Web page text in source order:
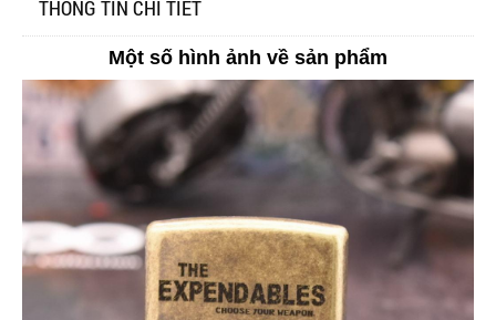
THÔNG TIN CHI TIẾT
Một số hình ảnh về sản phẩm